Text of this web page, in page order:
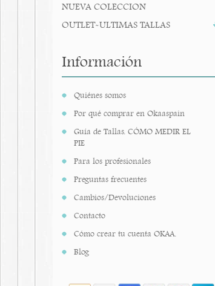
NUEVA COLECCION
OUTLET-ULTIMAS TALLAS
Información
Quiénes somos
Por qué comprar en Okaaspain
Guía de Tallas. CÓMO MEDIR EL
PIE
Para los profesionales
Preguntas frecuentes
Cambios/Devoluciones
Contacto
Cómo crear tu cuenta OKAA.
Blog